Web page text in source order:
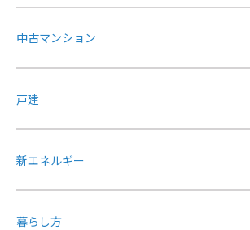
中古マンション
戸建
新エネルギー
暮らし方